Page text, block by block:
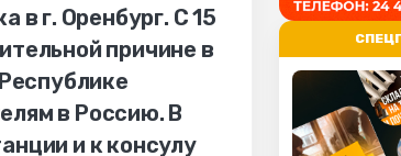
в г. Оренбург. С 15
причине в
в Россию. В
и к консулу